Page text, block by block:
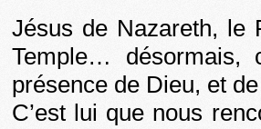
Jésus de Nazareth, le
Temple…
présence de Dieu, et
C’est lui que nous